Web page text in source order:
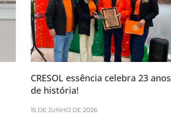
CRESOL essência celebra 23 anos
de história!
15 DE JUNHO DE 2026